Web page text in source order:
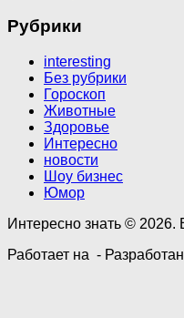
Рубрики
interesting
Без рубрики
Гороскоп
Животные
Здоровье
Интересно
новости
Шоу бизнес
Юмор
Интересно знать ©
Работает на -